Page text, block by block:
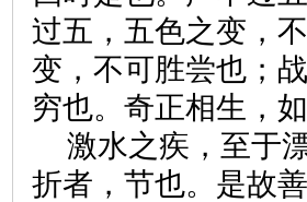
过五，五色之变，
变，不可胜尝也；
穷也。奇正相生，
激水之疾，至于
折者，节也。是故